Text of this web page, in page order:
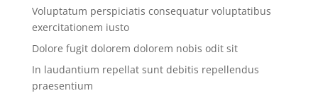
Voluptatum perspiciatis consequatur voluptatibus
exercitationem iusto
Dolore fugit dolorem dolorem nobis odit sit
In laudantium repellat sunt debitis repellendus
praesentium